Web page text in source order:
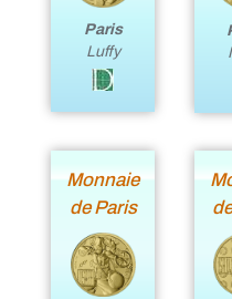
Paris
Luffy
Monnaie
de Paris